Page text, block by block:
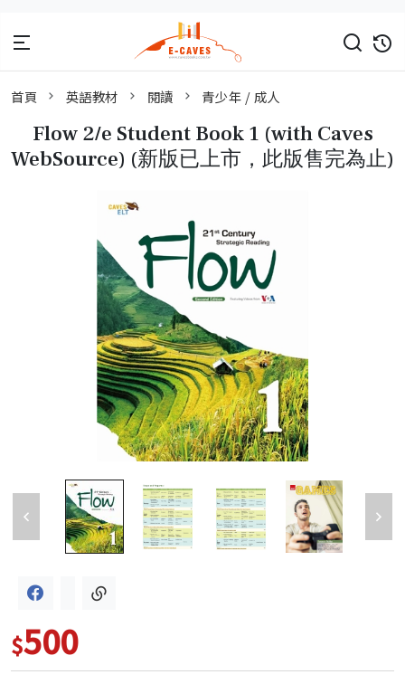
首頁 英語教材 閱讀 青少年 / 成人
Flow 2/e Student Book 1 (with Caves
WebSource) (新版已上市，此版售完為止)
$500